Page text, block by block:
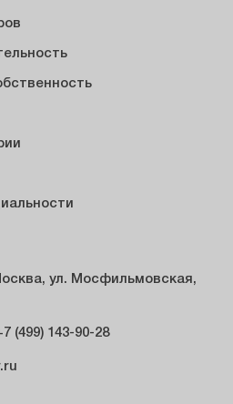
ул. Мосфильмовская,
(499) 143-90-28